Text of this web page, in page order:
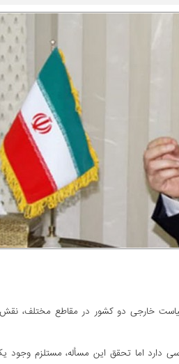
خارجی دو کشور در مقاطع مختلف، نقش
دارد اما تحقق این مسأله، مستلزم وجود